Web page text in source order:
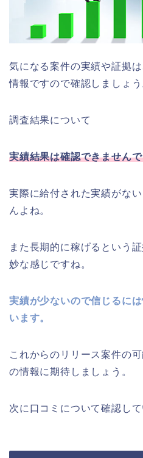
気になる案件の実績や証拠
情報ですので確認しましょう
調査結果について
実績結果は確認できません
実際に給付された実績がな
んよね。
また長期的に稼げるという
妙な感じですね。
実績が少ないので信じるに
います。
これからのリリース案件の
の情報に期待しましょう。
次に口コミについて確認して